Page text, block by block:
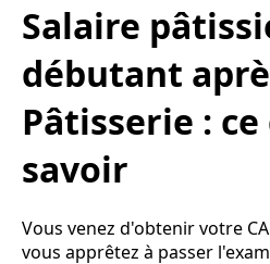
Salaire
débutant
Pâtisserie :
savoir
Vous venez d'obtenir votre
vous apprêtez à passer